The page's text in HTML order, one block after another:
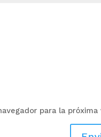
para la próxima